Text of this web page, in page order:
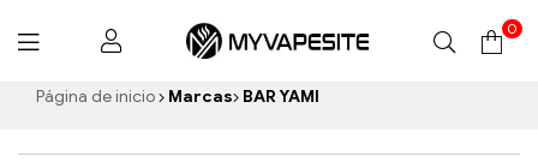
Myvapesite.de
0
Página de inicio Marcas BAR YAMI